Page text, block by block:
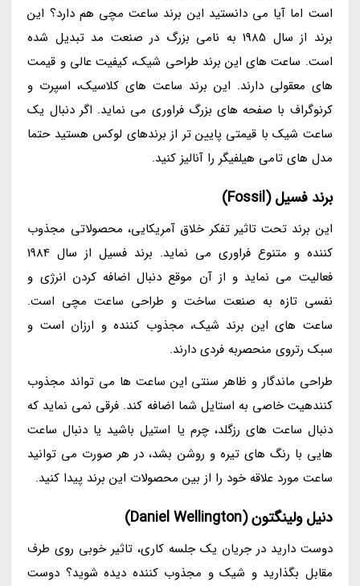
است اما آیا می دانستید این برند ساعت مچی هم دارد؟ این
برند از سال 1985 به نامی بزرگ در صنعت مد تبدیل شده
است. ساعت های این برند طراحی شیک، کیفیت عالی و قیمت
های معقولی دارند. این برند ساعت های کلاسیک، اسپرت و
کرنوگراف با صفحه های بزرگ فراوری می نماید. اگر دنبال یک
ساعت شیک با قیمتی پایین تر از برندهای لوکس هستید حتما
مدل های تامی هیلفیگر را آنالیز کنید.
برند فسیل (Fossil)
این برند تحت تاثیر تفکر خلاق آمریکایی، محصولاتی مجذوب
کننده و متنوع فراوری می نماید. برند فسیل از سال 1984
فعالیت می نماید و از آن موقع دنبال اضافه کردن انرژی و
نفسی تازه به صنعت ساخت و طراحی ساعت مچی است.
ساعت های این برند شیک، مجذوب کننده و ارزان است و
سبک رتروی منحصربه فردی دارند.
طراحی ماندگار و ظاهر سنتی این ساعت ها می تواند مجذوب
کنندهیت خاصی به استایل شما اضافه کند. فرقی نمی نماید که
دنبال ساعت های رزگلد، چرم یا استیل باشید یا دنبال ساعت
هایی با رنگ های تیره و روشن بشد، در هر صورت می توانید
ساعت مورد علاقه خود را از بین محصولات این برند پیدا کنید.
دنیل ولینگتون (Daniel Wellington)
دوست دارید در جریان یک جلسه کاری، تاثیر خوبی روی طرف
مقابل بگذارید و شیک و مجذوب کننده دیده شوید؟ دوست